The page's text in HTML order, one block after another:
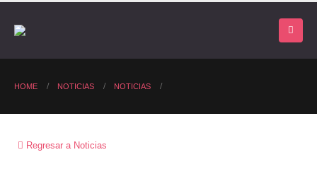
HOME NOTICIAS NOTICIAS
Regresar a Noticias